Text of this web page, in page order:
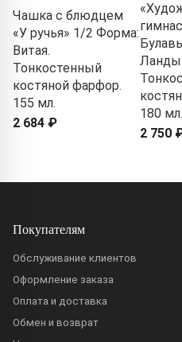
Чашка с блюдцем
«У ручья» 1/2 Форма:
Витая.
Тонкостенный
костяной фарфор.
155 мл.
2 684 ₽
180 мл.
2 750
Покупателям
Обслуживание клиентов
Оформление заказа
Оплата и доставка
Обмен и возврат